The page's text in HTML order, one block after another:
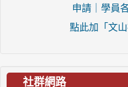
申請｜學員
點此加「文
社群網路